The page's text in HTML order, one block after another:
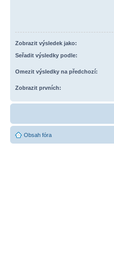
Zobrazit výsledek jako:
Seřadit výsledky podle:
Omezit výsledky na předchozí:
Zobrazit prvních:
Obsah fóra